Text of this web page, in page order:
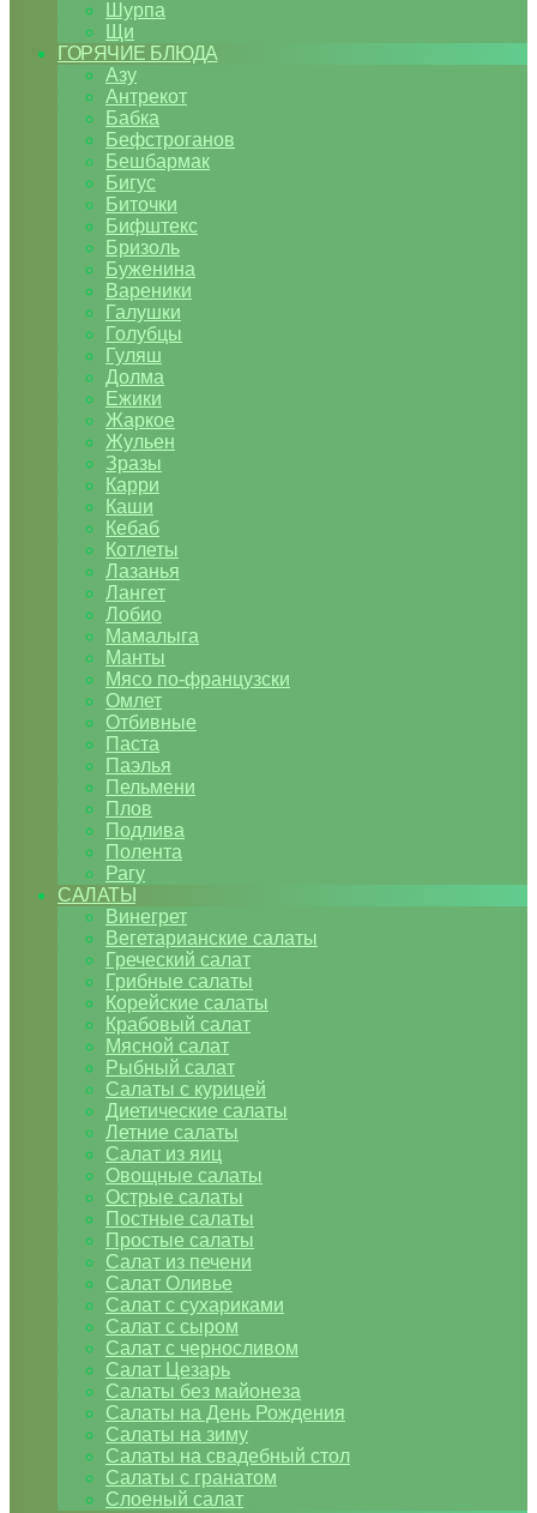
Шурпа
Щи
ГОРЯЧИЕ БЛЮДА
Азу
Антрекот
Бабка
Бефстроганов
Бешбармак
Бигус
Биточки
Бифштекс
Бризоль
Буженина
Вареники
Галушки
Голубцы
Гуляш
Долма
Ежики
Жаркое
Жульен
Зразы
Карри
Каши
Кебаб
Котлеты
Лазанья
Лангет
Лобио
Мамалыга
Манты
Мясо по-французски
Омлет
Отбивные
Паста
Паэлья
Пельмени
Плов
Подлива
Полента
Рагу
САЛАТЫ
Винегрет
Вегетарианские салаты
Греческий салат
Грибные салаты
Корейские салаты
Крабовый салат
Мясной салат
Рыбный салат
Салаты с курицей
Диетические салаты
Летние салаты
Салат из яиц
Овощные салаты
Острые салаты
Постные салаты
Простые салаты
Салат из печени
Салат Оливье
Салат с сухариками
Салат с сыром
Салат с черносливом
Салат Цезарь
Салаты без майонеза
Салаты на День Рождения
Салаты на зиму
Салаты на свадебный стол
Салаты с гранатом
Слоеный салат